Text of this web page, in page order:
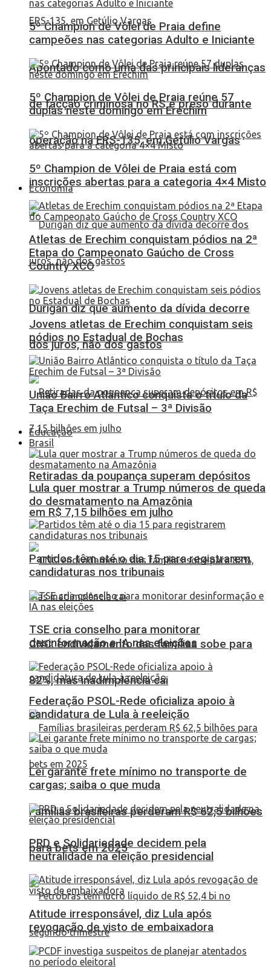
Apontado como uma das principais lideranças
de facção criminosa no RS é preso durante
operação na ERS-135, em Getúlio Vargas
Economia
Durigan diz que aumento da dívida decorre
dos juros, não dos gastos
Retiradas da poupança superam depósitos
em R$ 7,15 bilhões em julho
CNC: endividamento das famílias sobe para
82%, mas inadimplência cai
Famílias brasileiras perderam R$ 62,5 bilhões
para bets em 2025
5º Champion de Vôlei de Praia define
campeões nas categorias Adulto e Iniciante
5º Champion de Vôlei de Praia reúne 57
duplas neste domingo em Erechim
5º Champion de Vôlei de Praia está com
inscrições abertas para a categoria 4×4 Misto
Atletas de Erechim conquistam pódios na 2ª
Etapa do Campeonato Gaúcho de Cross
Country XCO
Jovens atletas de Erechim conquistam seis
pódios no Estadual de Bochas
União Bairro Atlântico conquista o título da
Taça Erechim de Futsal – 3ª Divisão
Educação
Brasil
Lula quer mostrar a Trump números de queda
do desmatamento na Amazônia
Partidos têm até o dia 15 para registrarem
candidaturas nos tribunais
TSE cria conselho para monitorar
desinformação e IA nas eleições
Federação PSOL-Rede oficializa apoio à
candidatura de Lula à reeleição
Lei garante frete mínimo no transporte de
cargas; saiba o que muda
PRD e Solidariedade decidem pela
neutralidade na eleição presidencial
Atitude irresponsável, diz Lula após
revogação de visto de embaixadora